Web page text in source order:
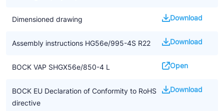
Dimensioned drawing Download
Assembly instructions HG56e/995-4S R22 Download
BOCK VAP SHGX56e/850-4 L Open
BOCK EU Declaration of Conformity to RoHS
directive
Download